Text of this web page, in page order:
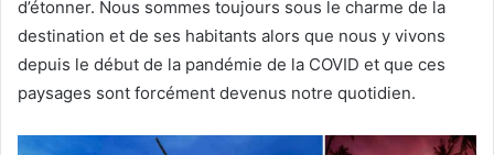
d’étonner. Nous sommes toujours sous le charme de la
destination et de ses habitants alors que nous y vivons
depuis le début de la pandémie de la COVID et que ces
paysages sont forcément devenus notre quotidien.